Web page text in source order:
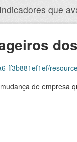
Indicadores que
resource/
de